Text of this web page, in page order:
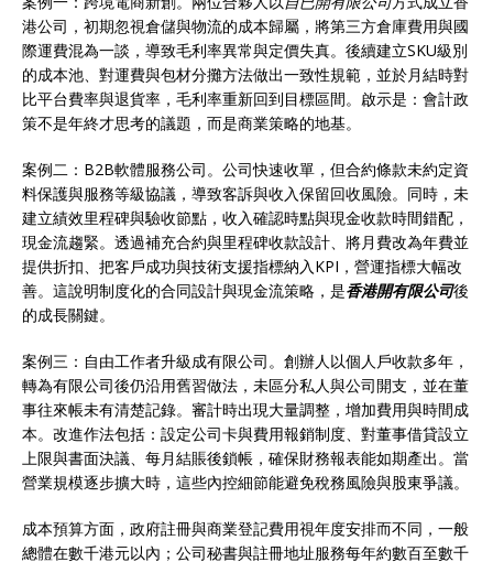
港公司，初期忽視倉儲與物流的成本歸屬，將第三方倉庫費用與國
際運費混為一談，導致毛利率異常與定價失真。後續建立SKU級別
的成本池、對運費與包材分攤方法做出一致性規範，並於月結時對
比平台費率與退貨率，毛利率重新回到目標區間。啟示是：會計政
策不是年終才思考的議題，而是商業策略的地基。
案例二：B2B軟體服務公司。公司快速收單，但合約條款未約定資
料保護與服務等級協議，導致客訴與收入保留回收風險。同時，未
建立績效里程碑與驗收節點，收入確認時點與現金收款時間錯配，
現金流趨緊。透過補充合約與里程碑收款設計、將月費改為年費並
提供折扣、把客戶成功與技術支援指標納入KPI，營運指標大幅改
善。這說明制度化的合同設計與現金流策略，是香港開有限公司後
的成長關鍵。
案例三：自由工作者升級成有限公司。創辦人以個人戶收款多年，
轉為有限公司後仍沿用舊習做法，未區分私人與公司開支，並在董
事往來帳未有清楚記錄。審計時出現大量調整，增加費用與時間成
本。改進作法包括：設定公司卡與費用報銷制度、對董事借貸設立
上限與書面決議、每月結賬後鎖帳，確保財務報表能如期產出。當
營業規模逐步擴大時，這些內控細節能避免稅務風險與股東爭議。
成本預算方面，政府註冊與商業登記費用視年度安排而不同，一般
總體在數千港元以內；公司秘書與註冊地址服務每年約數百至數千